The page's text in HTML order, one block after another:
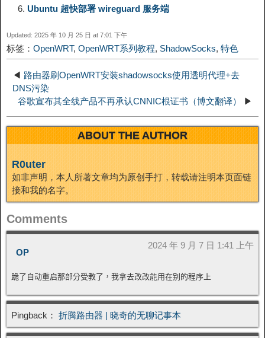
t
d
I
Ubuntu 超快部署 wireguard 服务端
Updated: 2025 年 10 月 25 日 at 7:01 下午
标签： OpenWRT, OpenWRT系列教程, ShadowSocks, 特色
◀ 路由器刷OpenWRT安装shadowsocks使用透明代理+去
DNS污染
谷歌宣布其全线产品不再承认CNNIC根证书（博文翻译）
▶
ABOUT THE AUTHOR
R0uter
如非声明，本人所著文章均为原创手打，转载请注明本页面链
接和我的名字。
Comments
OP
2024 年 9 月 7 日 1:41 上午
跪了自动重启那部分受教了，我拿去改改能用在别的程序上
Pingback： 折腾路由器 | 晓奇的无聊记事本